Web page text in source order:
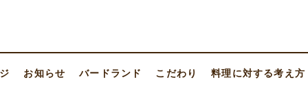
お知らせ バードランド こだわり 料理に対する考え方